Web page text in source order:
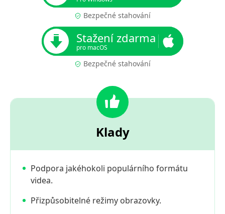
Bezpečné stahování
Stažení zdarma
pro macOS
Bezpečné stahování
Klady
Podpora jakéhokoli populárního formátu
videa.
Přizpůsobitelné režimy obrazovky.